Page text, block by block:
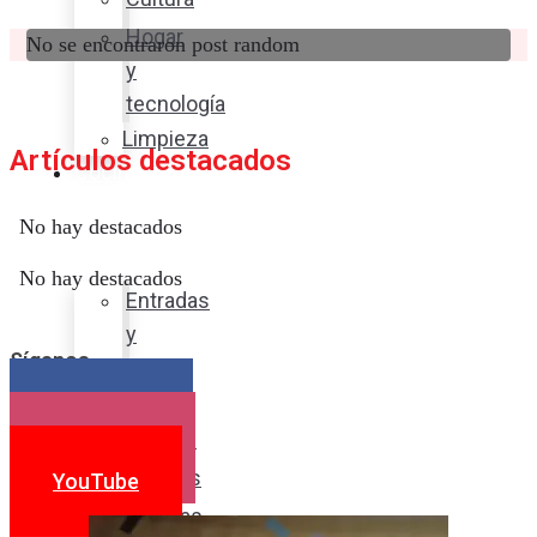
Hogar
y
tecnología
Limpieza
Cocina
sabor
Entradas
y
Postres
Bebidas
No se encontraron post random
Artículos destacados
No hay destacados
No hay destacados
Síganos
YouTube